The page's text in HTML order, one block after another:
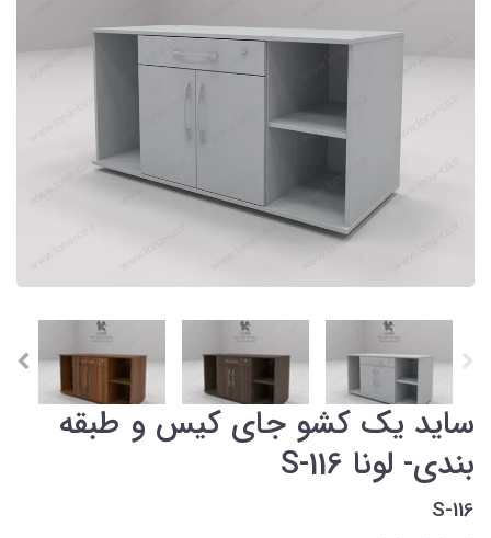
ساید یک کشو جای کیس و طبقه
بندی- لونا S-116
S-116